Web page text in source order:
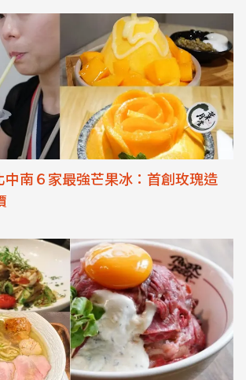
中南６家最強芒果冰：首創玫瑰造